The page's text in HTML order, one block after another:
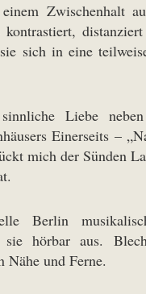
Zwischenhalt
sich in eine
Liebe
Einerseits –
mich der Sünden
Berlin
hörbar aus.
Nähe und Ferne.